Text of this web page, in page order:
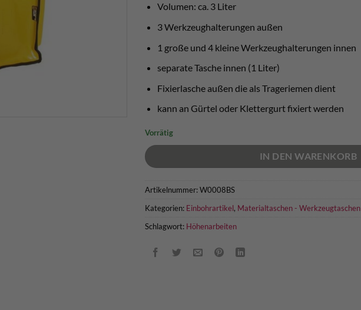
Volumen: ca. 3 Liter
3 Werkzeughalterungen außen
1 große und 4 kleine Werkzeughalterungen innen
separate Tasche innen (1 Liter)
Fixierlasche außen die als Trageriemen dient
kann an Gürtel oder Klettergurt fixiert werden
Vorrätig
IN DEN WARENKORB
Artikelnummer:W0008BS
Kategorien: Einbohrartikel, Materialtaschen - Werkzeugtaschen
Schlagwort: Höhenarbeiten